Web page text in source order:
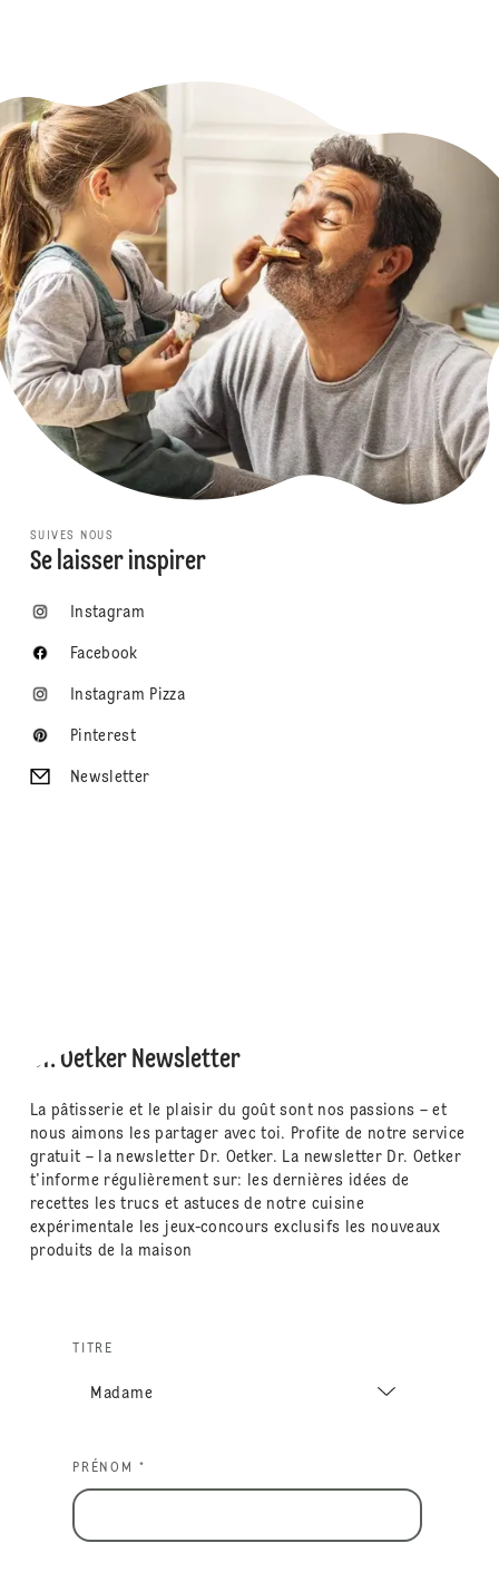
SUIVES NOUS
Se laisser inspirer
Instagram
Facebook
Instagram Pizza
Pinterest
Newsletter
Dr. Oetker Newsletter
La pâtisserie et le plaisir du goût sont nos passions – et
nous aimons les partager avec toi. Profite de notre service
gratuit – la newsletter Dr. Oetker. La newsletter Dr. Oetker
t'informe régulièrement sur: les dernières idées de
recettes les trucs et astuces de notre cuisine
expérimentale les jeux-concours exclusifs les nouveaux
produits de la maison
TITRE
PRÉNOM *